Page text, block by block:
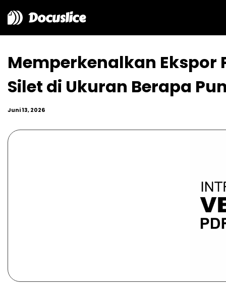
Docuslice
Memperkenalkan Ekspor
Silet di Ukuran Berapa
Juni 13, 2026